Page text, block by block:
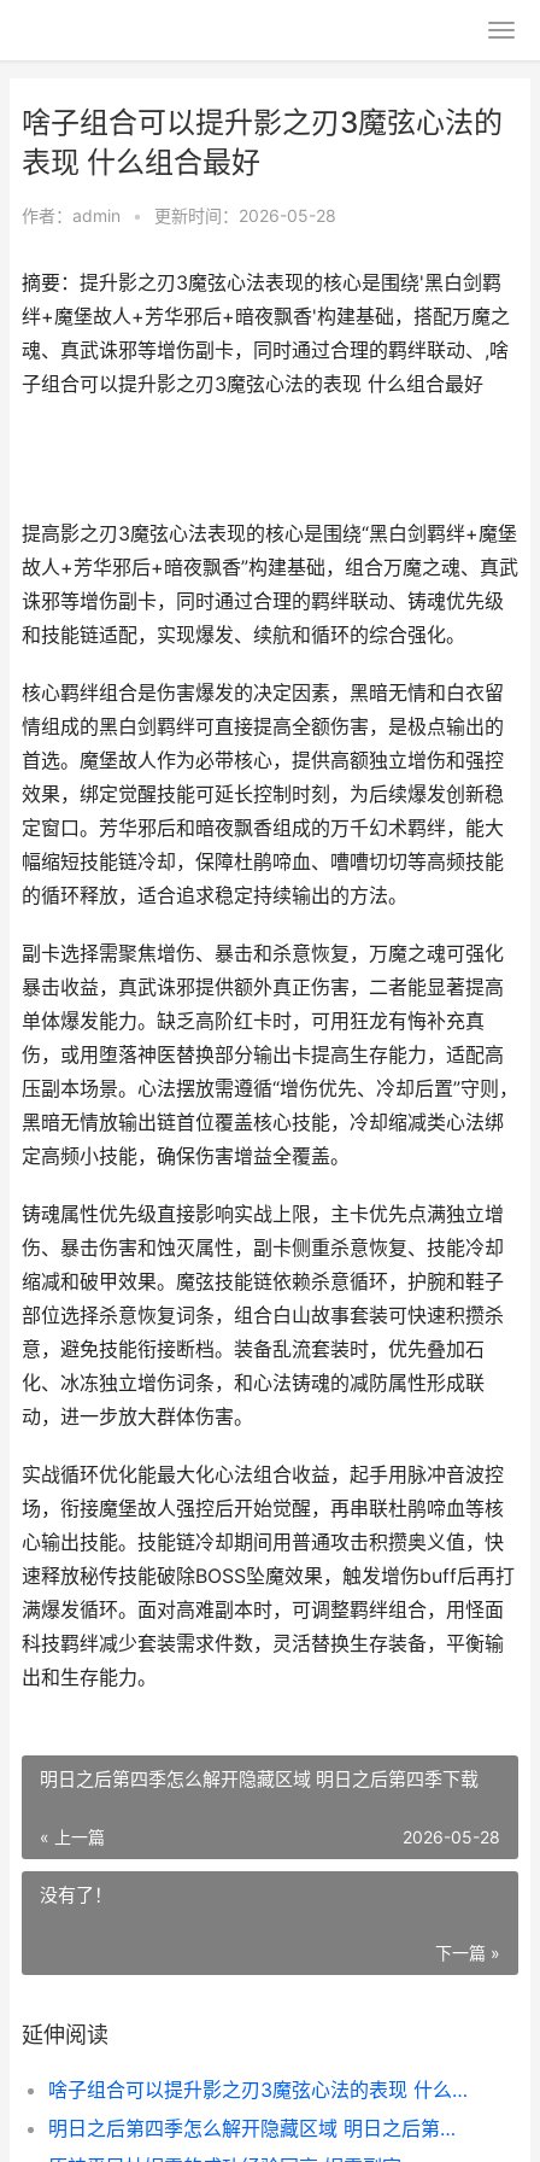
啥子组合可以提升影之刃3魔弦心法的
表现 什么组合最好
作者： admin • 更新时间：2026-05-28
摘要：提升影之刃3魔弦心法表现的核心是围绕'黑白剑羁
绊+魔堡故人+芳华邪后+暗夜飘香'构建基础，搭配万魔之
魂、真武诛邪等增伤副卡，同时通过合理的羁绊联动、,啥
子组合可以提升影之刃3魔弦心法的表现 什么组合最好
提高影之刃3魔弦心法表现的核心是围绕“黑白剑羁绊+魔堡
故人+芳华邪后+暗夜飘香”构建基础，组合万魔之魂、真武
诛邪等增伤副卡，同时通过合理的羁绊联动、铸魂优先级
和技能链适配，实现爆发、续航和循环的综合强化。
核心羁绊组合是伤害爆发的决定因素，黑暗无情和白衣留
情组成的黑白剑羁绊可直接提高全额伤害，是极点输出的
首选。魔堡故人作为必带核心，提供高额独立增伤和强控
效果，绑定觉醒技能可延长控制时刻，为后续爆发创新稳
定窗口。芳华邪后和暗夜飘香组成的万千幻术羁绊，能大
幅缩短技能链冷却，保障杜鹃啼血、嘈嘈切切等高频技能
的循环释放，适合追求稳定持续输出的方法。
副卡选择需聚焦增伤、暴击和杀意恢复，万魔之魂可强化
暴击收益，真武诛邪提供额外真正伤害，二者能显著提高
单体爆发能力。缺乏高阶红卡时，可用狂龙有悔补充真
伤，或用堕落神医替换部分输出卡提高生存能力，适配高
压副本场景。心法摆放需遵循“增伤优先、冷却后置”守则，
黑暗无情放输出链首位覆盖核心技能，冷却缩减类心法绑
定高频小技能，确保伤害增益全覆盖。
铸魂属性优先级直接影响实战上限，主卡优先点满独立增
伤、暴击伤害和蚀灭属性，副卡侧重杀意恢复、技能冷却
缩减和破甲效果。魔弦技能链依赖杀意循环，护腕和鞋子
部位选择杀意恢复词条，组合白山故事套装可快速积攒杀
意，避免技能衔接断档。装备乱流套装时，优先叠加石
化、冰冻独立增伤词条，和心法铸魂的减防属性形成联
动，进一步放大群体伤害。
实战循环优化能最大化心法组合收益，起手用脉冲音波控
场，衔接魔堡故人强控后开始觉醒，再串联杜鹃啼血等核
心输出技能。技能链冷却期间用普通攻击积攒奥义值，快
速释放秘传技能破除BOSS坠魔效果，触发增伤buff后再打
满爆发循环。面对高难副本时，可调整羁绊组合，用怪面
科技羁绊减少套装需求件数，灵活替换生存装备，平衡输
出和生存能力。
明日之后第四季怎么解开隐藏区域 明日之后第四季下载
« 上一篇 2026-05-28
没有了！
下一篇 »
延伸阅读
啥子组合可以提升影之刃3魔弦心法的表现 什么组合最好
明日之后第四季怎么解开隐藏区域 明日之后第四季下载